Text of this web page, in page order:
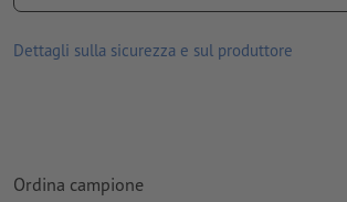
lavorazione: incisione laser
posizione di incisione: al centro del coperchio
Dettagli sulla sicurezza e sul produttore
Ordina campione